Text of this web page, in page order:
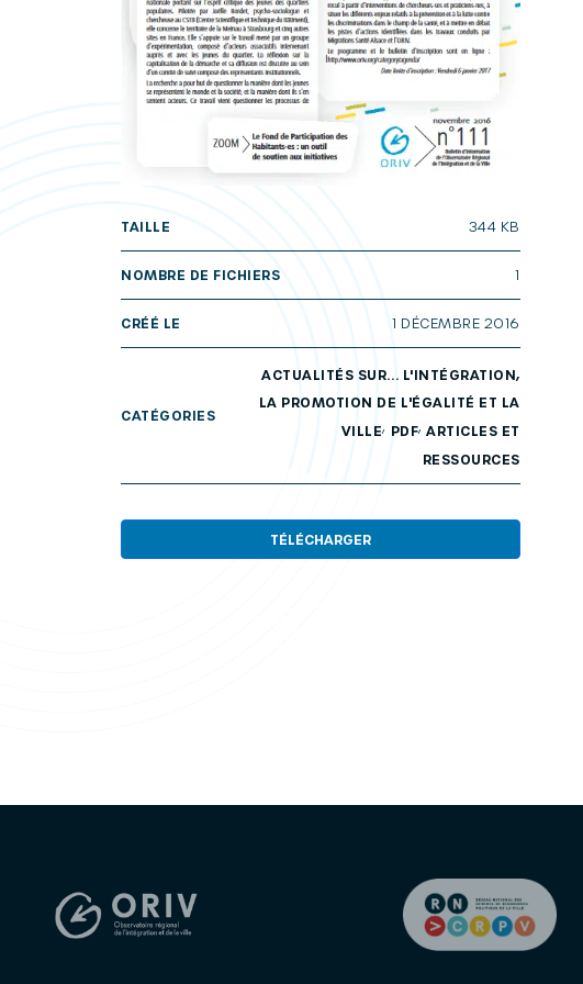
TAILLE 344 KB
NOMBRE DE FICHIERS 1
CRÉÉ LE 1 DÉCEMBRE 2016
CATÉGORIES
ACTUALITÉS SUR... L'INTÉGRATION,
LA PROMOTION DE L'ÉGALITÉ ET LA
VILLE, PDF, ARTICLES ET
RESSOURCES
TÉLÉCHARGER